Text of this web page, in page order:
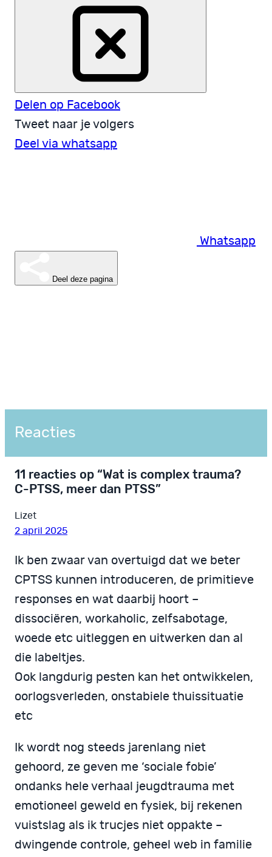
Delen op Facebook
Tweet naar je volgers
Deel via whatsapp
Whatsapp
Deel deze pagina
Reacties
11 reacties op “Wat is complex trauma?
C-PTSS, meer dan PTSS”
Lizet
2 april 2025
Ik ben zwaar van overtuigd dat we beter
CPTSS kunnen introduceren, de primitieve
responses en wat daarbij hoort –
dissociëren, workaholic, zelfsabotage,
woede etc uitleggen en uitwerken dan al
die labeltjes.
Ook langdurig pesten kan het ontwikkelen,
oorlogsverleden, onstabiele thuissituatie
etc
Ik wordt nog steeds jarenlang niet
gehoord, ze geven me ‘sociale fobie’
ondanks hele verhaal jeugdtrauma met
emotioneel geweld en fysiek, bij rekenen
vuistslag als ik trucjes niet oppakte –
dwingende controle, geheel web in familie